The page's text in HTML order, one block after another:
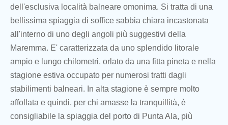
dell'esclusiva località balneare omonima. Si tratta di una
bellissima spiaggia di soffice sabbia chiara incastonata
all'interno di uno degli angoli più suggestivi della
Maremma. E' caratterizzata da uno splendido litorale
ampio e lungo chilometri, orlato da una fitta pineta e nella
stagione estiva occupato per numerosi tratti dagli
stabilimenti balneari. In alta stagione è sempre molto
affollata e quindi, per chi amasse la tranquillità, è
consigliabile la spiaggia del porto di Punta Ala, più